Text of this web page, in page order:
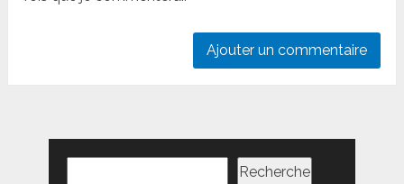
Recherche